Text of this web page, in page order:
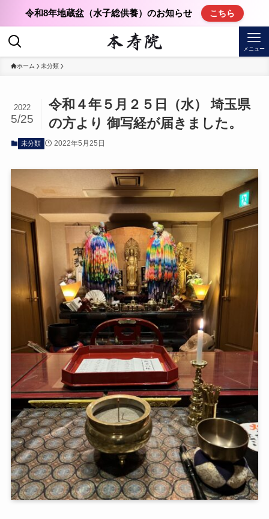
令和8年地蔵盆（水子総供養）のお知らせ こちら
メニュー
ホーム 未分類
令和４年５月２５日（水） 埼玉県
の方より 御写経が届きました。
2022
5/25
未分類 2022年5月25日